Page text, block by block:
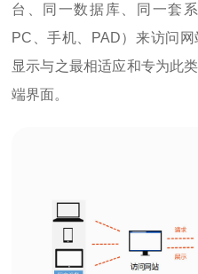
台、同一数据库、同一套
PC、手机、PAD）来访问
显示与之最相适应和专为此
端界面。